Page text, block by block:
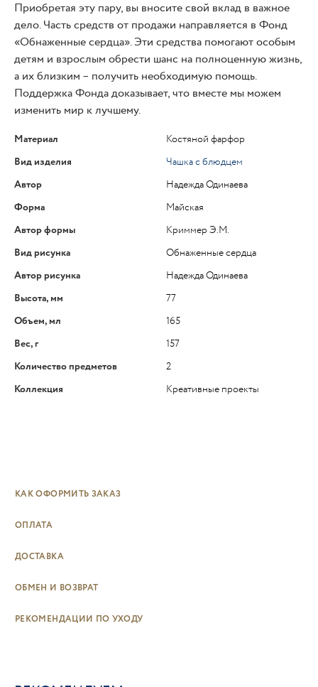
Приобретая эту пару, вы вносите свой вклад в важное
дело. Часть средств от продажи направляется в Фонд
«Обнаженные сердца». Эти средства помогают особым
детям и взрослым обрести шанс на полноценную жизнь,
а их близким – получить необходимую помощь.
Поддержка Фонда доказывает, что вместе мы можем
изменить мир к лучшему.
Материал
Костяной фарфор
Вид изделия
Чашка с блюдцем
Автор
Надежда Одинаева
Форма
Майская
Автор формы
Криммер Э.М.
Вид рисунка
Обнаженные сердца
Автор рисунка
Надежда Одинаева
Высота, мм
77
Объем, мл
165
Вес, г
157
Количество предметов
2
Коллекция
Креативные проекты
КАК ОФОРМИТЬ ЗАКАЗ
ОПЛАТА
ДОСТАВКА
ОБМЕН И ВОЗВРАТ
РЕКОМЕНДАЦИИ ПО УХОДУ